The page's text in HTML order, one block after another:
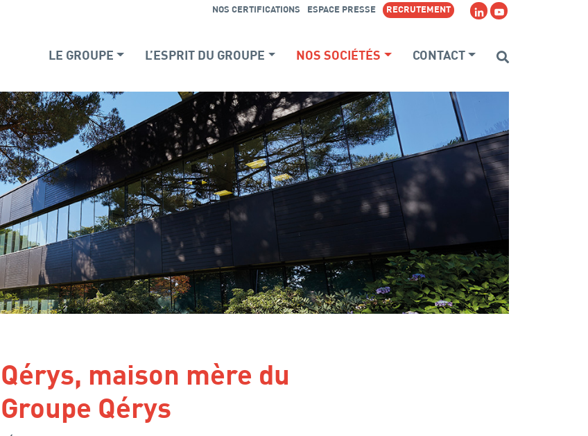
NOS CERTIFICATIONS ESPACE PRESSE RECRUTEMENT
LE GROUPE L’ESPRIT DU GROUPE NOS SOCIÉTÉS CONTACT
Qérys, maison mère du
Groupe Qérys